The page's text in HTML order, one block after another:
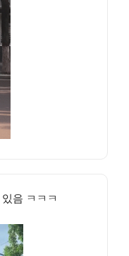
음 ㅋㅋㅋ